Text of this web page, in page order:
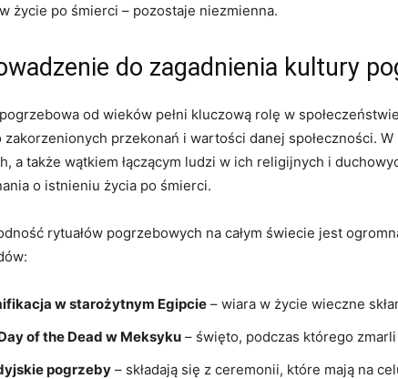
życie po śmierci – pozostaje niezmienna.
do zagadnienia kultury
od wieków pełni kluczową rolę w
zakorzenionych przekonań i wartości danej społeczności.
a także wątkiem łączącym ludzi w ich religijnych i
o istnieniu życia po śmierci.
rytuałów pogrzebowych na całym świecie jest
w starożytnym Egipcie – wiara w życie wieczne
of the Dead w Meksyku – święto, podczas którego
pogrzeby – składają się z ceremonii, które mają na